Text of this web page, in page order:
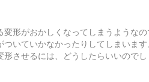
形がおかしくなってしまうようなの
いていかなかったりしてしまいます
させるには、どうしたらいいのでし